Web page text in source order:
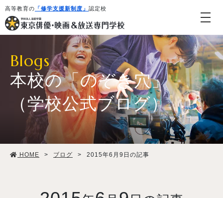
高等教育の 「修学支援新制度」 認定校
学校紹介・教育システム
学生生活
Blogs
本校の「のぞき穴」
（学校公式ブログ）
HOME > ブログ > 2015年6月9日の記事